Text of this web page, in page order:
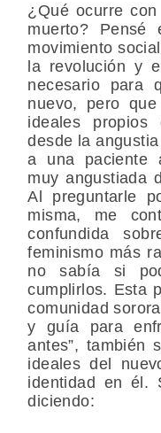
¿Qué ocurre
muerto? Pensé
movimiento
la revolución y
necesario para
nuevo, pero
ideales propios
desde la
a una paciente
muy angustiada
Al preguntarle
misma, me
confundida
feminismo más
no sabía si
cumplirlos. Esta
comunidad
y guía para
antes”, también
ideales del
identidad en él.
diciendo: